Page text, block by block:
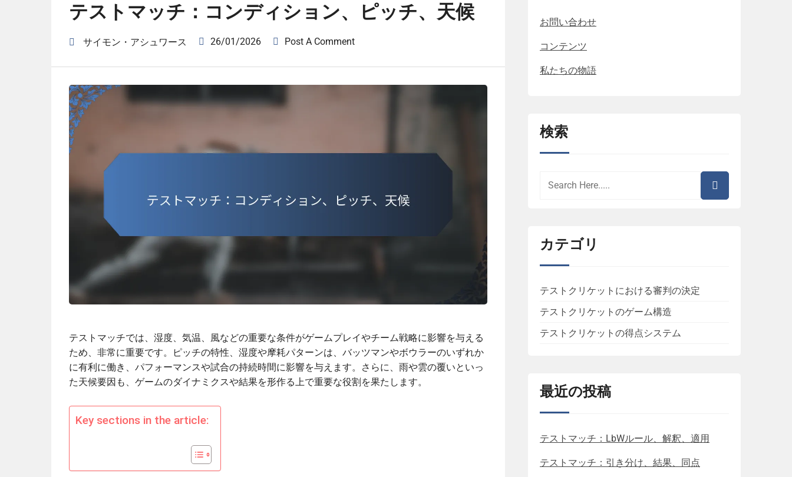
テストマッチ：コンディション、ピッチ、天候
サイモン・アシュワース 26/01/2026 Post A Comment
テストマッチでは、湿度、気温、風などの重要な条件がゲームプレイやチーム戦略に影響を与える
ため、非常に重要です。ピッチの特性、湿度や摩耗パターンは、バッツマンやボウラーのいずれか
に有利に働き、パフォーマンスや試合の持続時間に影響を与えます。さらに、雨や雲の覆いといっ
た天候要因も、ゲームのダイナミクスや結果を形作る上で重要な役割を果たします。
Key sections in the article:
お問い合わせ
コンテンツ
私たちの物語
検索
カテゴリ
テストクリケットにおける審判の決定
テストクリケットのゲーム構造
テストクリケットの得点システム
最近の投稿
テストマッチ：LbWルール、解釈、適用
テストマッチ：引き分け、結果、同点